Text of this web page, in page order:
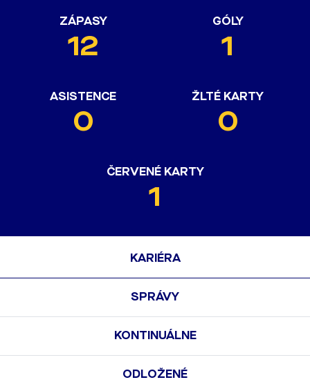
ZÁPASY
12
GÓLY
1
ASISTENCE
0
ŽLTÉ KARTY
0
ČERVENÉ KARTY
1
KARIÉRA
SPRÁVY
KONTINUÁLNE
ODLOŽENÉ